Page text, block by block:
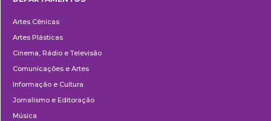
Artes Cênicas
Artes Plásticas
Cinema, Rádio e Televisão
Comunicações e Artes
Informação e Cultura
Jornalismo e Editoração
Música